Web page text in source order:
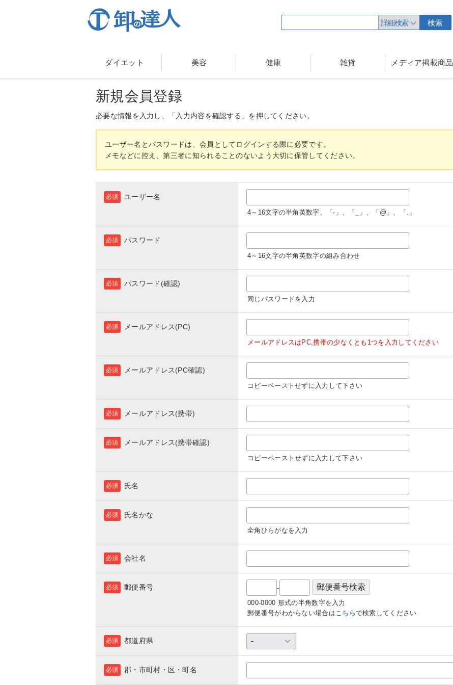
詳細検索
検索
ダイエット 美容 健康 雑貨 メディア掲載商品
新規会員登録
必要な情報を入力し、「入力内容を確認する」を押してください。
ユーザー名とパスワードは、会員としてログインする際に必要です。
メモなどに控え、第三者に知られることのないよう大切に保管してください。
ユーザー名
必須
4～16文字の半角英数字、「-」、「_」、「@」、「.」
パスワード
必須
4～16文字の半角英数字の組み合わせ
パスワード(確認)
必須
同じパスワードを入力
メールアドレス(PC)
必須
メールアドレスはPC,携帯の少なくとも1つを入力してください
メールアドレス(PC確認)
必須
コピーペーストせずに入力して下さい
メールアドレス(携帯)
必須
メールアドレス(携帯確認)
必須
コピーペーストせずに入力して下さい
氏名
必須
氏名かな
必須
全角ひらがなを入力
会社名
必須
郵便番号
必須 -
000-0000 形式の半角数字を入力
郵便番号がわからない場合はこちらで検索してください
都道府県
必須
郡・市町村・区・町名
必須